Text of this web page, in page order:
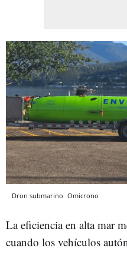
Dron submarino Omicrono
La eficiencia en alta mar
cuando los vehículos